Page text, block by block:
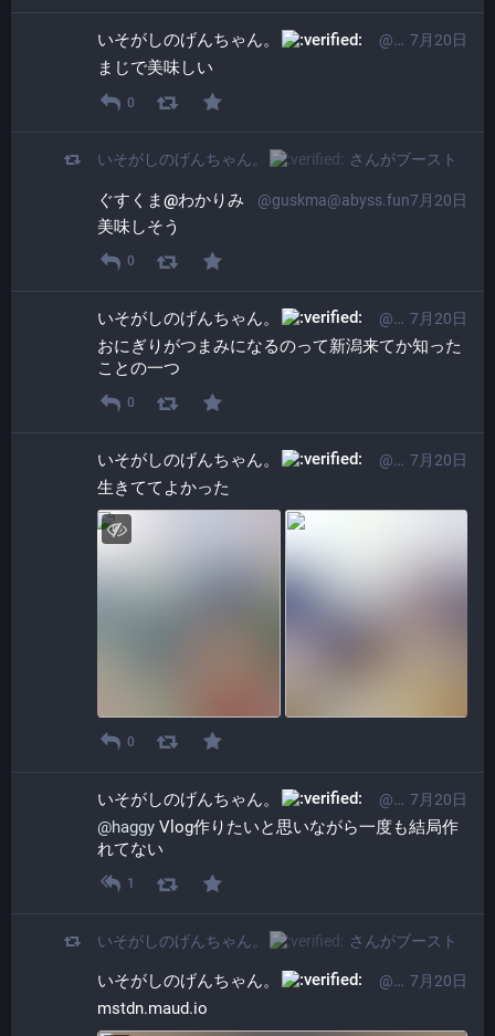
7月20日
いそがしのげんちゃん。​ @ProgrammerGenboo@itabashi.0j0.jp
まじで美味しい
0
いそがしのげんちゃん。​ さんがブースト
7月20日
ぐすくま@わかりみ @guskma@abyss.fun
美味しそう
0
7月20日
いそがしのげんちゃん。​ @ProgrammerGenboo@itabashi.0j0.jp
おにぎりがつまみになるのって新潟来てか知った
ことの一つ
0
7月20日
いそがしのげんちゃん。​ @ProgrammerGenboo@itabashi.0j0.jp
生きててよかった
0
7月20日
いそがしのげんちゃん。​ @ProgrammerGenboo@itabashi.0j0.jp
@haggy Vlog作りたいと思いながら一度も結局作
れてない
1
いそがしのげんちゃん。​ さんがブースト
7月20日
いそがしのげんちゃん。​ @ProgrammerGenboo@itabashi.0j0.jp
mstdn.maud.io